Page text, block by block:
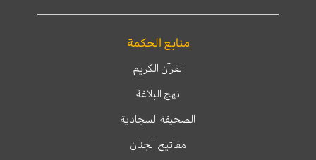
منابع الحكمة
القرآن الكريم
نهج البلاغة
الصحيفة السجادية
مفاتيح الجنان